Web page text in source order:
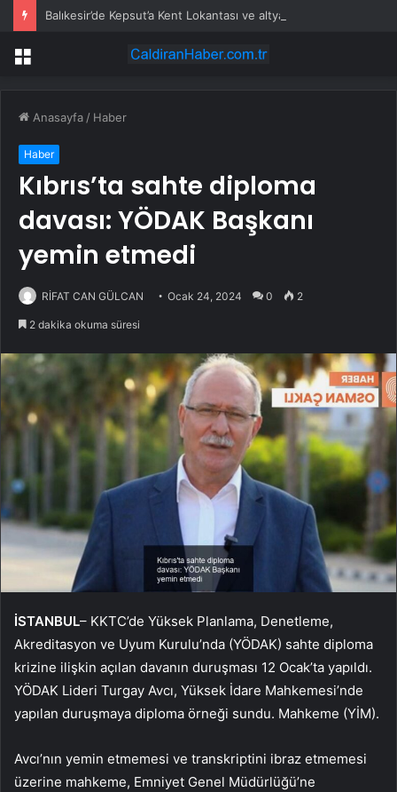
Balıkesir’de Kepsut’a Kent Lokantası ve altyapı desteği
Menü
Anasayfa / Haber
Haber
Kıbrıs’ta sahte diploma
davası: YÖDAK Başkanı
yemin etmedi
RİFAT CAN GÜLCAN Ocak 24, 2024 0 2
2 dakika okuma süresi
İSTANBUL– KKTC’de Yüksek Planlama, Denetleme,
Akreditasyon ve Uyum Kurulu’nda (YÖDAK) sahte diploma
krizine ilişkin açılan davanın duruşması 12 Ocak’ta yapıldı.
YÖDAK Lideri Turgay Avcı, Yüksek İdare Mahkemesi’nde
yapılan duruşmaya diploma örneği sundu. Mahkeme (YİM).
Avcı’nın yemin etmemesi ve transkriptini ibraz etmemesi
üzerine mahkeme, Emniyet Genel Müdürlüğü’ne